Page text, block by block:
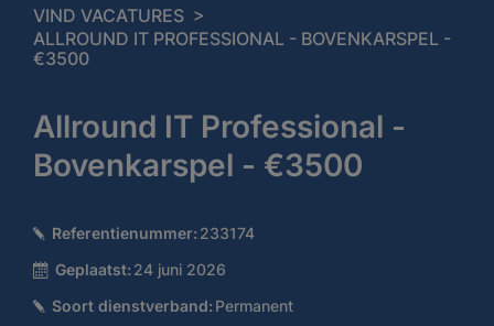
VIND VACATURES >
ALLROUND IT PROFESSIONAL - BOVENKARSPEL -
€3500
Allround IT Professional -
Bovenkarspel - €3500
Referentienummer: 233174
Geplaatst: 24 juni 2026
Soort dienstverband: Permanent